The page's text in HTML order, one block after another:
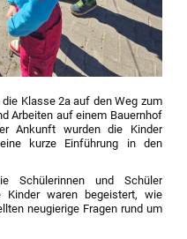
Klasse 2a auf den Weg zum
Arbeiten auf einem Bauernhof
Ankunft wurden die Kinder
kurze Einführung in den
Schülerinnen und Schüler
waren begeistert, wie
neugierige Fragen rund um